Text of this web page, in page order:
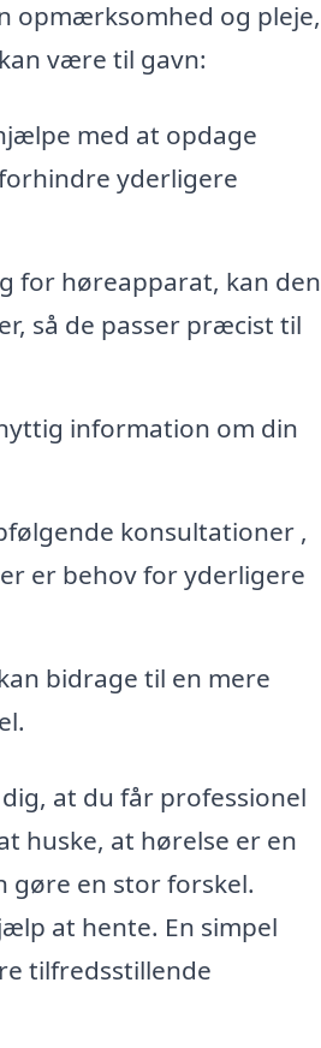
opmærksomhed og pleje,
være til gavn:
med at opdage
yderligere
for høreapparat, kan den
så de passer præcist til
information om din
konsultationer ,
er behov for yderligere
bidrage til en mere
at du får professionel
huske, at hørelse er en
gøre en stor forskel.
at hente. En simpel
tilfredsstillende